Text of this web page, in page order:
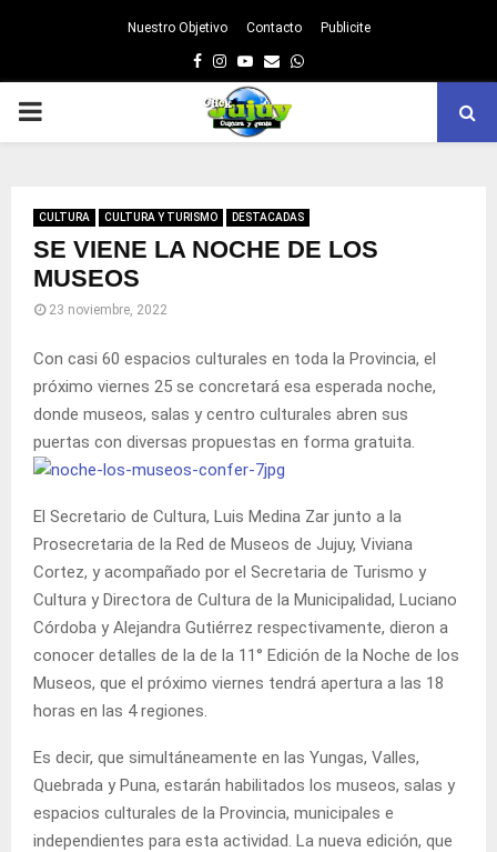
Nuestro Objetivo Contacto Publicite
Facebook
Instagram
Youtube
EmailWhatsapp
PRIMARY
CULTURA CULTURA Y TURISMO DESTACADAS
SE VIENE LA NOCHE DE LOS
MUSEOS
23 noviembre, 2022
Con casi 60 espacios culturales en toda la Provincia, el
próximo viernes 25 se concretará esa esperada noche,
donde museos, salas y centro culturales abren sus
puertas con diversas propuestas en forma gratuita.
El Secretario de Cultura, Luis Medina Zar junto a la
Prosecretaria de la Red de Museos de Jujuy, Viviana
Cortez, y acompañado por el Secretaria de Turismo y
Cultura y Directora de Cultura de la Municipalidad, Luciano
Córdoba y Alejandra Gutiérrez respectivamente, dieron a
conocer detalles de la de la 11° Edición de la Noche de los
Museos, que el próximo viernes tendrá apertura a las 18
horas en las 4 regiones.
Es decir, que simultáneamente en las Yungas, Valles,
Quebrada y Puna, estarán habilitados los museos, salas y
espacios culturales de la Provincia, municipales e
independientes para esta actividad. La nueva edición, que